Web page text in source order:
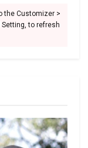
the Customizer >
Setting, to refresh